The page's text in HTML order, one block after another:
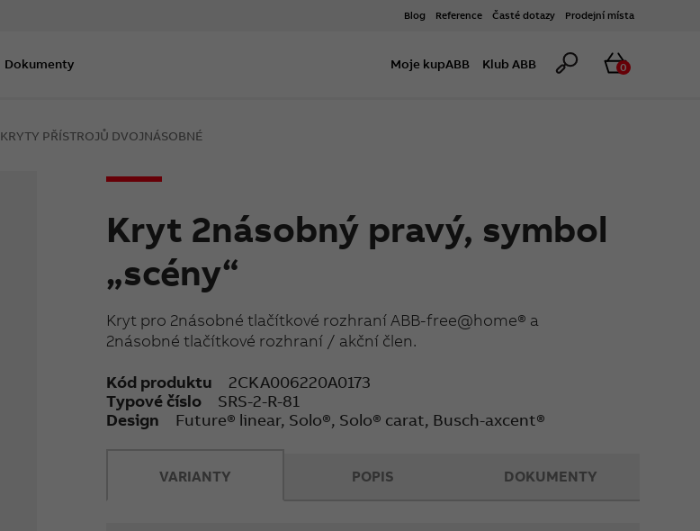
Blog Reference Časté dotazy Prodejní místa
Dokumenty Moje kupABB Klub ABB Hledat
0
KRYTY PŘÍSTROJŮ DVOJNÁSOBNÉ
Kryt 2násobný pravý, symbol
„scény“
Kryt pro 2násobné tlačítkové rozhraní ABB-free@home® a
2násobné tlačítkové rozhraní / akční člen.
Kód produktu
2CKA006220A0173
Typové číslo
SRS-2-R-81
Design
Future® linear, Solo®, Solo® carat, Busch-axcent®
VARIANTY POPIS DOKUMENTY